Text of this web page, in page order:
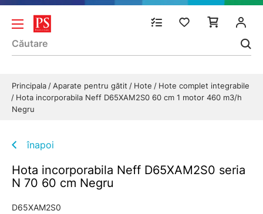
Principala Aparate pentru gătit Hote
Hote complet integrabile
Hota incorporabila Neff D65XAM2S0 60 cm 1 motor 460 m3/h
Negru
înapoi
Hota incorporabila Neff D65XAM2S0 seria
N 70 60 cm Negru
D65XAM2S0